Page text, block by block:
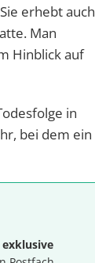
erhebt auch
Man
Hinblick auf
in
bei dem ein
exklusive